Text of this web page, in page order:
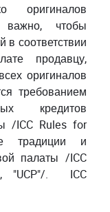
оригиналов
важно, чтобы
в соответствии
продавцу,
оригиналов
требованием
кредитов
/ICC Rules for
традиции и
палаты /ICC
"UCP"/. ICC